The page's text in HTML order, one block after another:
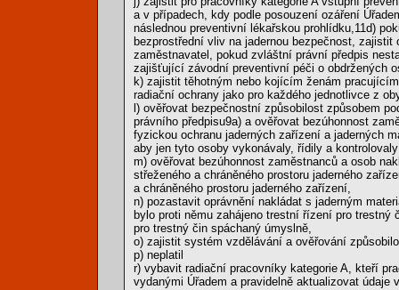
a v případech, kdy podle posouzení ozáření
následnou preventivní lékařskou prohlídku,11d)
bezprostřední vliv na jadernou bezpečnost,
zaměstnavatel, pokud zvláštní právní předpis
zajišťující závodní preventivní péči o obdržených
k) zajistit těhotným nebo kojícím ženám
radiační ochrany jako pro každého jednotlivce z
l) ověřovat bezpečnostní způsobilost způsobem
právního předpisu9a) a ověřovat bezúhonnost
fyzickou ochranu jaderných zařízení a jaderných
aby jen tyto osoby vykonávaly, řídily a
m) ověřovat bezúhonnost zaměstnanců a osob
střeženého a chráněného prostoru jaderného
a chráněného prostoru jaderného zařízení,
n) pozastavit oprávnění nakládat s jaderným
bylo proti němu zahájeno trestní řízení pro
pro trestný čin spáchaný úmyslně,
o) zajistit systém vzdělávání a ověřování
p) neplatil
r) vybavit radiační pracovníky kategorie A, kteří
vydanými Úřadem a pravidelně aktualizovat